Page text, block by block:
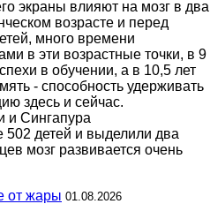
экраны влияют на мозг в два
возрасте и перед
много времени
в эти возрастные точки, в 9
в обучении, а в 10,5 лет
- способность удерживать
здесь и сейчас.
и Сингапура
детей и выделили два
мозг развивается очень
от жары 01.08.2026